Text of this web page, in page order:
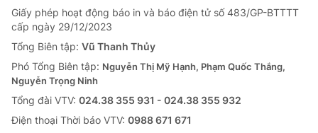
Giấy phép hoạt động báo in và báo điện tử số 483/GP-BTTTT
cấp ngày 29/12/2023
Tổng Biên tập: Vũ Thanh Thủy
Phó Tổng Biên tập: Nguyễn Thị Mỹ Hạnh, Phạm Quốc Thắng,
Nguyễn Trọng Ninh
Tổng đài VTV: 024.38 355 931 - 024.38 355 932
Ðiện thoại Thời báo VTV: 0988 671 671